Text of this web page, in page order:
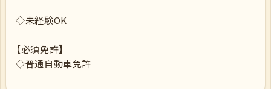
◇未経験OK
【必須免許】
◇普通自動車免許